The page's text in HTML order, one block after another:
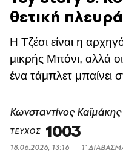
θετική
Η Τζέσι είναι η
μικρής Μπόνι, αλλά
ένα τάμπλετ μπαίνει
Κωνσταντίνος Καϊμάκης
ΤΕΥΧΟΣ 1003
18.06.2026, 13:16 1’